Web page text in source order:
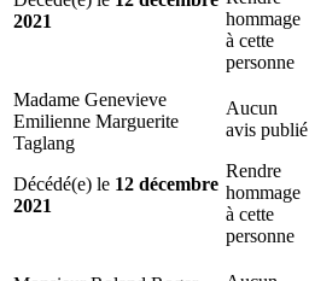
2021
hommage
à cette
personne
Madame Genevieve
Emilienne Marguerite
Taglang
Décédé(e) le 12 décembre
2021
Aucun
avis publié
Rendre
hommage
à cette
personne